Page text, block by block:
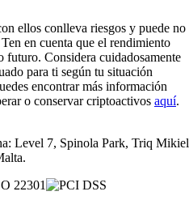
ellos conlleva riesgos y puede no
en cuenta que el rendimiento
futuro. Considera cuidadosamente
para ti según tu situación
encontrar más información
o conservar criptoactivos aquí.
Level 7, Spinola Park, Triq Mikiel